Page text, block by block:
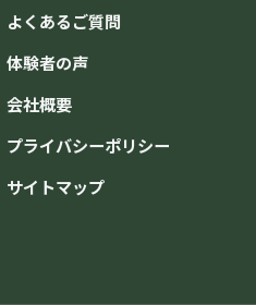
よくあるご質問
体験者の声
会社概要
プライバシーポリシー
サイトマップ